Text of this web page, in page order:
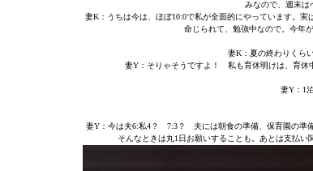
みなので、週末は
妻K：うちは今は、ほぼ10:0で私が全面的にやっています。
命じられて、勉強中なので。今年
妻K：夏の終わりくら
妻Y：そりゃそうですよ！ 私も育休明けは、育休
妻Y：1
妻Y：今は夫6:私4？ 7:3？ 夫には朝食の準備、保育園の準
そんなときは丸1日お願いすることも。あとは支払